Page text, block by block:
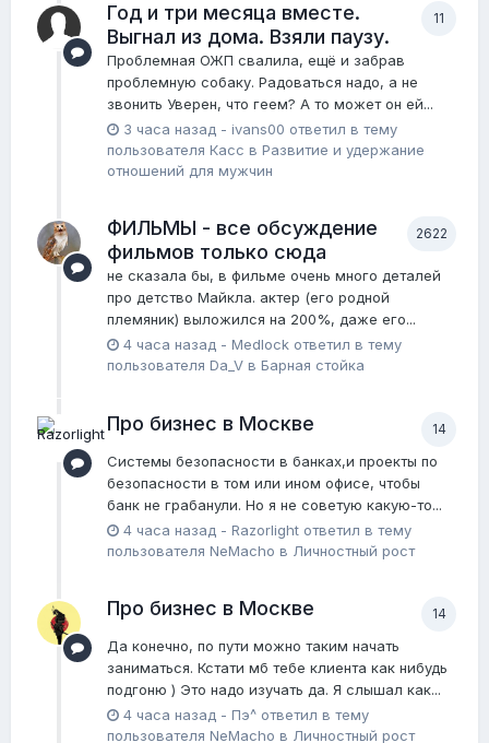
11
Год и три месяца вместе.
Выгнал из дома. Взяли паузу.
Проблемная ОЖП свалила, ещё и забрав
проблемную собаку. Радоваться надо, а не
звонить Уверен, что геем? А то может он ей...
3 часа назад - ivans00 ответил в тему
пользователя Касс в Pазвитие и удержание
отношений для мужчин
2622
ФИЛЬМЫ - все обсуждение
фильмов только сюда
не сказала бы, в фильме очень много деталей
про детство Майкла. актер (его родной
племяник) выложился на 200%, даже его...
4 часа назад - Medlock ответил в тему
пользователя Da_V в Барная стойка
14
Про бизнес в Москве
Системы безопасности в банках,и проекты по
безопасности в том или ином офисе, чтобы
банк не грабанули. Но я не советую какую-то...
4 часа назад - Razorlight ответил в тему
пользователя NeMacho в Личностный рост
14
Про бизнес в Москве
Да конечно, по пути можно таким начать
заниматься. Кстати мб тебе клиента как нибудь
подгоню ) Это надо изучать да. Я слышал как...
4 часа назад - Пэ^ ответил в тему
пользователя NeMacho в Личностный рост